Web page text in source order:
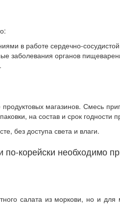
в работе сердечно-
органов
магазинов. Смесь
на состав и срок годности
без доступа света и влаги.
корейски необходимо
салата из моркови, но и